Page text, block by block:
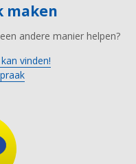
maken
andere manier helpen?
vinden!